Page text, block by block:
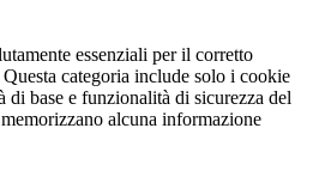
essenziali per il corretto
categoria include solo i cookie
di base e funzionalità di sicurezza del
alcuna informazione